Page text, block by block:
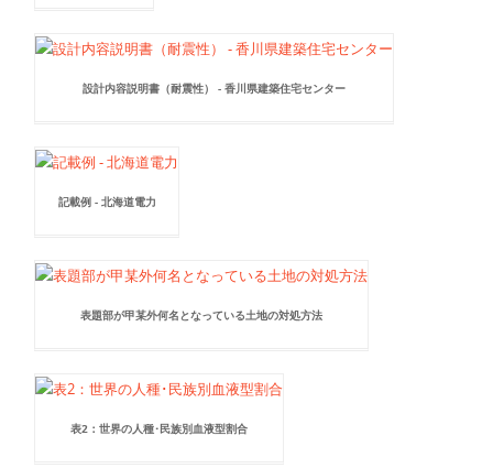
設計内容説明書（耐震性） - 香川県建築住宅センター
記載例 - 北海道電力
表題部が甲某外何名となっている土地の対処方法
表2：世界の人種･民族別血液型割合